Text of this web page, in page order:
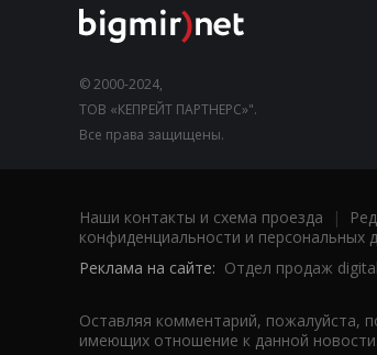
© 2000-2024,
ТОВ «КЕПРЕЙТ ПАРТНЕРС»".
Все права защищены.
Наши контакты и схема проезда |
конфиденциальности и персональных
Реклама на сайте: Отдел продаж
Оставляя комментарий, пожалуйста,
имеющих отношение к данной